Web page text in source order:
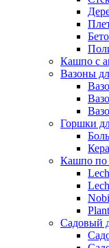
Кашпо с
Вазоны
Горшки
Кашпо по
Садовый